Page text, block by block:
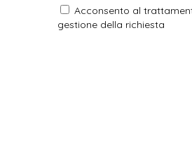
Acconsento al
gestione della richiesta